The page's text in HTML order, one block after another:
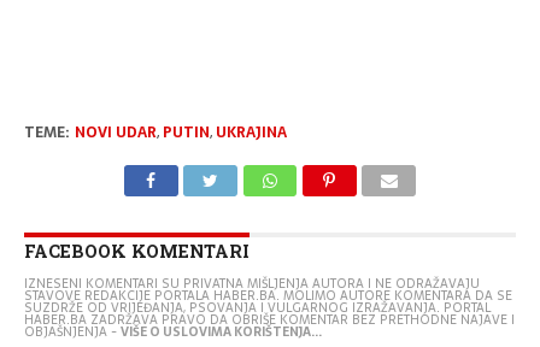
TEME: NOVI UDAR, PUTIN, UKRAJINA
FACEBOOK KOMENTARI
IZNESENI KOMENTARI SU PRIVATNA MIŠLJENJA AUTORA I NE ODRAŽAVAJU
STAVOVE REDAKCIJE PORTALA HABER.BA. MOLIMO AUTORE KOMENTARA DA SE
SUZDRŽE OD VRIJEĐANJA, PSOVANJA I VULGARNOG IZRAŽAVANJA. PORTAL
HABER.BA ZADRŽAVA PRAVO DA OBRIŠE KOMENTAR BEZ PRETHODNE NAJAVE I
OBJAŠNJENJA -VIŠE O USLOVIMA KORIŠTENJA...